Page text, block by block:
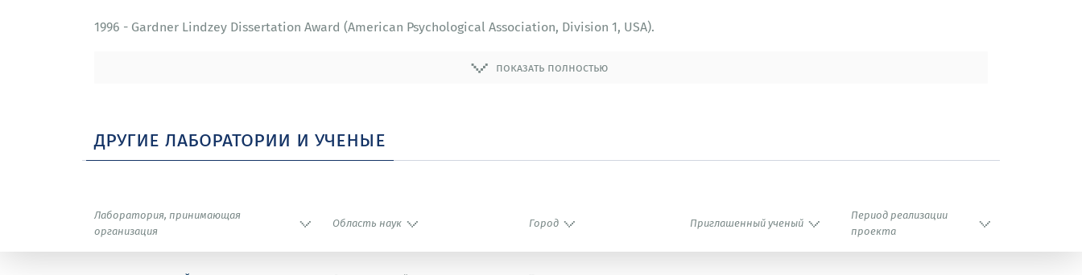
1996 - Gardner Lindzey Dissertation Award (American Psychological Association, Division 1, USA).
показать полностью
другие лаборатории и ученые
Лаборатория, принимающая
организация
Область наук Город Приглашенный ученый
Период реализации
проекта